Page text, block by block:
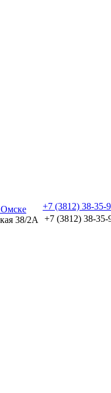
38/2А
+7 (3812) 38-35-
+7 (3812) 38-35-